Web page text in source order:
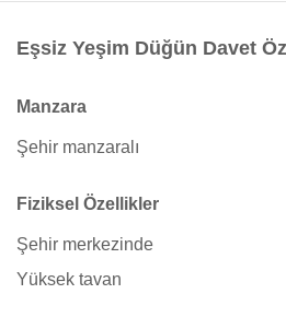
Eşsiz Yeşim Düğün Davet
Manzara
Şehir manzaralı
Fiziksel Özellikler
Şehir merkezinde
Yüksek tavan